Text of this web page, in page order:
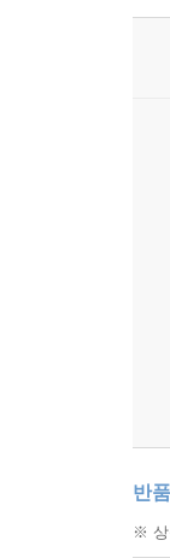
반
※ 상